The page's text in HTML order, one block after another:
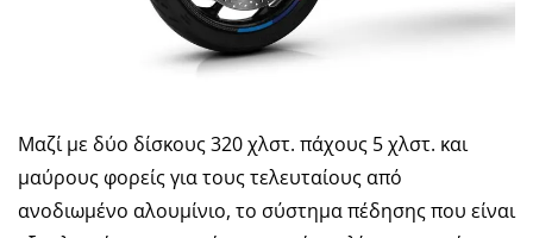
Μαζί με δύο δίσκους 320 χλστ. πάχους 5 χλστ. και
μαύρους φορείς για τους τελευταίους από
ανοδιωμένο αλουμίνιο, το σύστημα πέδησης που είναι